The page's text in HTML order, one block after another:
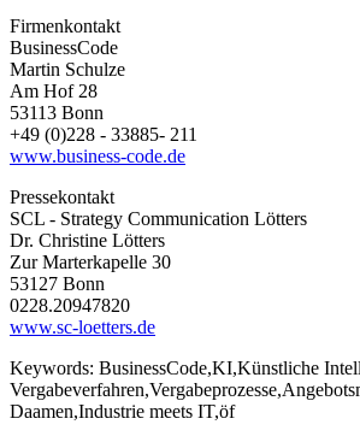
Firmenkontakt
BusinessCode
Martin Schulze
Am Hof 28
53113 Bonn
+49 (0)228 - 33885- 211
www.business-code.de
Pressekontakt
SCL - Strategy Communication Lötters
Dr. Christine Lötters
Zur Marterkapelle 30
53127 Bonn
0228.20947820
www.sc-loetters.de
Keywords: BusinessCode,KI,Künstliche
Daamen,Industrie meets IT,öf